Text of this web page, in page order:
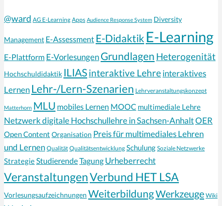
@ward AG E-Learning Apps Audience Response System Diversity
Management E-Assessment E-Didaktik E-Learning
E-Plattform E-Vorlesungen Grundlagen Heterogenität
Hochschuldidaktik ILIASinteraktive Lehreinteraktives
LernenLehr-/Lern-Szenarien Lehrveranstaltungskonzept
Matterhorn MLU mobiles Lernen MOOC multimediale Lehre
Netzwerk digitale Hochschullehre in Sachsen-AnhaltOER
Open Content Organisation Preis für multimediales Lehren
und Lernen Qualität Qualitätsentwicklung Schulung Soziale Netzwerke
StrategieStudierendeTagung Urheberrecht
VeranstaltungenVerbund HET LSA
Vorlesungsaufzeichnungen WeiterbildungWerkzeuge Wiki